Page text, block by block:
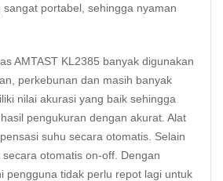
sangat portabel, sehingga nyaman
AMTAST KL2385 banyak digunakan
perkebunan dan masih banyak
nilai akurasi yang baik sehingga
pengukuran dengan akurat. Alat
suhu secara otomatis. Selain
otomatis on-off. Dengan
pengguna tidak perlu repot lagi untuk